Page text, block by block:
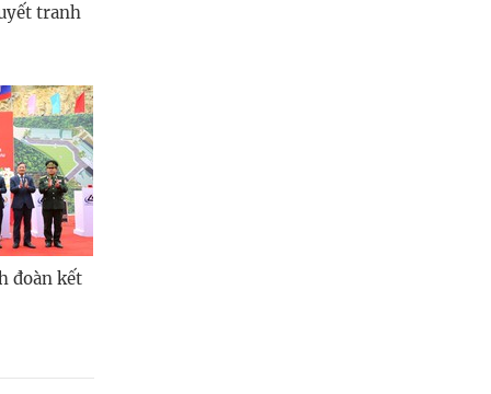
tranh
đoàn kết